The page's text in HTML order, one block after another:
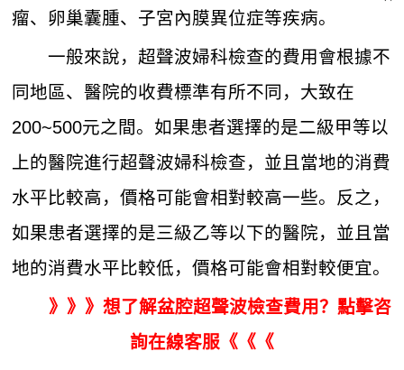
瘤、卵巢囊腫、子宮內膜異位症等疾病。
一般來說，超聲波婦科檢查的費用會根據不
同地區、醫院的收費標準有所不同，大致在
200~500元之間。如果患者選擇的是二級甲等以
上的醫院進行超聲波婦科檢查，並且當地的消費
水平比較高，價格可能會相對較高一些。反之，
如果患者選擇的是三級乙等以下的醫院，並且當
地的消費水平比較低，價格可能會相對較便宜。
》》》想了解盆腔超聲波檢查費用？點擊咨
詢在線客服《《《